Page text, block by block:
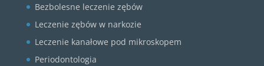
Bezbolesne leczenie zębów
Leczenie zębów w narkozie
Leczenie kanałowe pod mikroskopem
Periodontologia